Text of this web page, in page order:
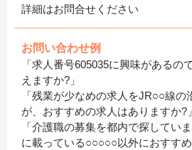
詳細はお問合せください
お問い合わせ例
「求人番号605035に興味があるの
えますか?」
「残業が少なめの求人をJR○○線の
が、おすすめの求人はありますか?」
「介護職の募集を都内で探してい
に載っている○○○○○以外におすす